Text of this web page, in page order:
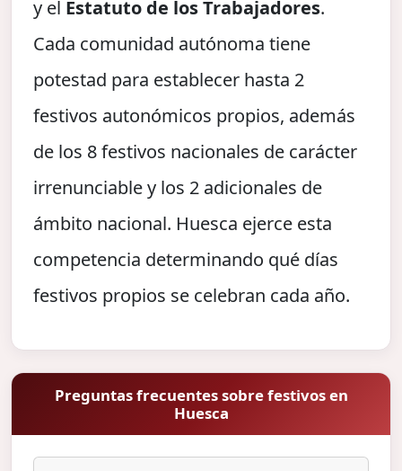
y el Estatuto de los Trabajadores.
Cada comunidad autónoma tiene
potestad para establecer hasta 2
festivos autonómicos propios, además
de los 8 festivos nacionales de carácter
irrenunciable y los 2 adicionales de
ámbito nacional. Huesca ejerce esta
competencia determinando qué días
festivos propios se celebran cada año.
Preguntas frecuentes sobre festivos en
Huesca